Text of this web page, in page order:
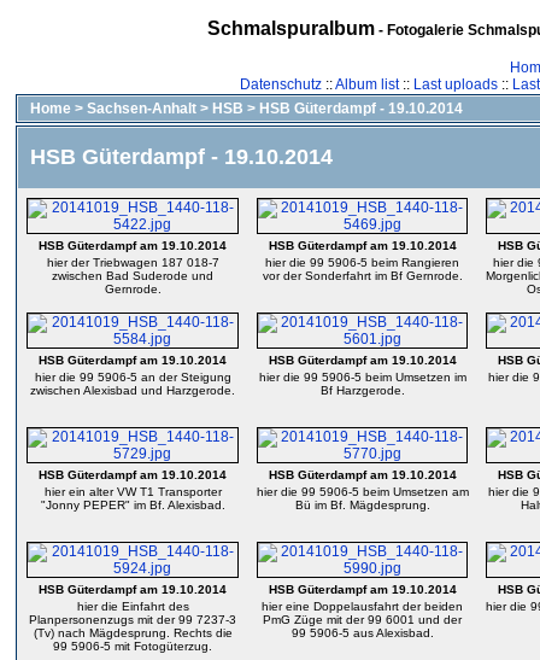
Schmalspuralbum- Fotogalerie
Datenschutz::Album list:: Last uploads::
Home > Sachsen-Anhalt > HSB > HSB Güterdampf - 19.10.2014
HSB Güterdampf - 19.10.2014
HSB Güterdampf am 19.10.2014
hier der Triebwagen 187 018-7
zwischen Bad Suderode und
Gernrode.
HSB Güterdampf am 19.10.2014
hier die 99 5906-5 beim Rangieren
vor der Sonderfahrt im Bf Gernrode.
HSB
hier die
HSB Güterdampf am 19.10.2014
hier die 99 5906-5 an der Steigung
zwischen Alexisbad und Harzgerode.
HSB Güterdampf am 19.10.2014
hier die 99 5906-5 beim Umsetzen im
Bf Harzgerode.
HSB
hier die
HSB Güterdampf am 19.10.2014
hier ein alter VW T1 Transporter
"Jonny PEPER" im Bf. Alexisbad.
HSB Güterdampf am 19.10.2014
hier die 99 5906-5 beim Umsetzen am
Bü im Bf. Mägdesprung.
HSB
hier die
HSB Güterdampf am 19.10.2014
hier die Einfahrt des
Planpersonenzugs mit der 99 7237-3
(Tv) nach Mägdesprung. Rechts die
99 5906-5 mit Fotogüterzug.
HSB Güterdampf am 19.10.2014
hier eine Doppelausfahrt der beiden
PmG Züge mit der 99 6001 und der
99 5906-5 aus Alexisbad.
HSB
hier die